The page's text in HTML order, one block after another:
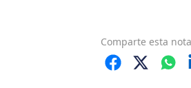
Comparte esta nota